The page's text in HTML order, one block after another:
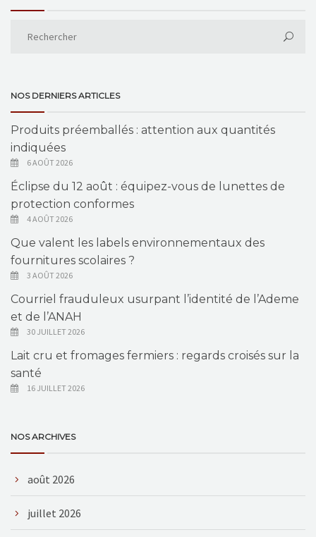
NOS DERNIERS ARTICLES
Produits préemballés : attention aux quantités
indiquées
6 AOÛT 2026
Éclipse du 12 août : équipez-vous de lunettes de
protection conformes
4 AOÛT 2026
Que valent les labels environnementaux des
fournitures scolaires ?
3 AOÛT 2026
Courriel frauduleux usurpant l’identité de l’Ademe
et de l’ANAH
30 JUILLET 2026
Lait cru et fromages fermiers : regards croisés sur la
santé
16 JUILLET 2026
NOS ARCHIVES
août 2026
juillet 2026